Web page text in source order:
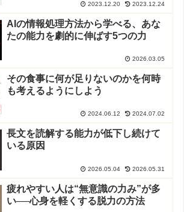
2023.12.20 2023.12.24
AIの情報処理方法から学べる、あな
たの能力を劇的に伸ばす5つの力
2026.03.05
その食事に何が足りないのかを何時
も考えるようにしよう
2024.06.12 2024.07.02
長文を読解する能力が低下し続けて
いる原因
2026.05.04 2026.05.31
疲れやすい人は“無意識の力み”が多
い──心身を軽くする脱力の方法